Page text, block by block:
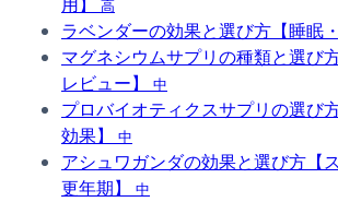
高
ラベンダーの効果と選び方【睡眠
マグネシウムサプリの種類と選び
レビュー】
中
プロバイオティクスサプリの選び
効果】
中
アシュワガンダの効果と選び方【
更年期】
中